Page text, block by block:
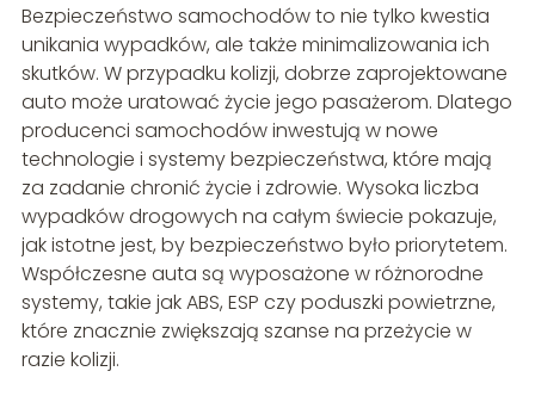
Bezpieczeństwo samochodów to nie tylko kwestia
unikania wypadków, ale także minimalizowania ich
skutków. W przypadku kolizji, dobrze zaprojektowane
auto może uratować życie jego pasażerom. Dlatego
producenci samochodów inwestują w nowe
technologie i systemy bezpieczeństwa, które mają
za zadanie chronić życie i zdrowie. Wysoka liczba
wypadków drogowych na całym świecie pokazuje,
jak istotne jest, by bezpieczeństwo było priorytetem.
Współczesne auta są wyposażone w różnorodne
systemy, takie jak ABS, ESP czy poduszki powietrzne,
które znacznie zwiększają szanse na przeżycie w
razie kolizji.